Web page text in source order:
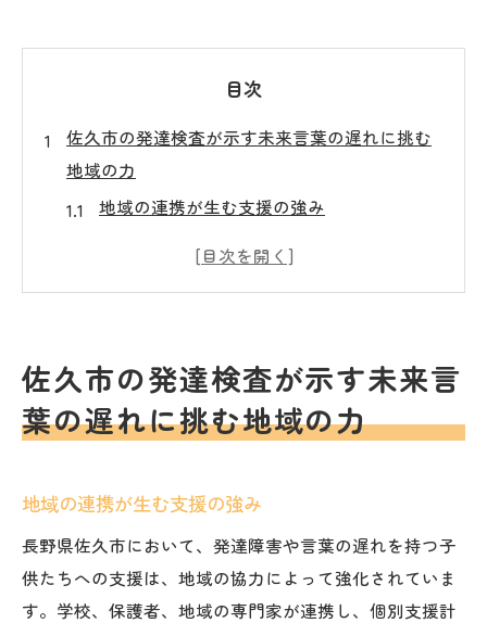
目次
佐久市の発達検査が示す未来言葉の遅れに挑む
地域の力
地域の連携が生む支援の強み
言葉の遅れを克服するための具体的な戦略
成功事例から見る支援の進化
支援活動における課題と今後の展望
実績
地域全体での情報共有の重要性
家庭と地域が一体となった支援のあり方
佐久市の発達検査が示す未来言
葉の遅れに挑む地域の力
地域の連携が生む支援の強み
長野県佐久市において、発達障害や言葉の遅れを持つ子
供たちへの支援は、地域の協力によって強化されていま
す。学校、保護者、地域の専門家が連携し、個別支援計